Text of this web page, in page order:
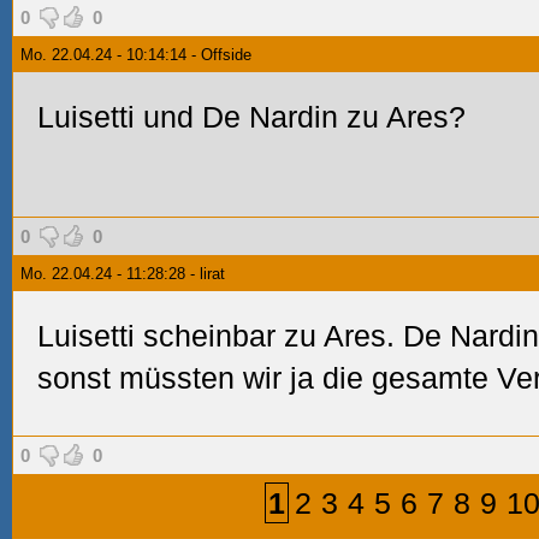
0 0
Mo. 22.04.24 - 10:14:14 - Offside
Luisetti und De Nardin zu Ares?
0 0
Mo. 22.04.24 - 11:28:28 - lirat
Luisetti scheinbar zu Ares. De
sonst müssten wir ja die gesamte
0 0
1 2 3 4 5 6 7 8 9 10